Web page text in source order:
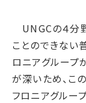
コーポレ
コンプライ
リスクマネ
情報セキ
UNGCの４分
ことのできない
ロニアグループ
が深いため、こ
フロニアグルー